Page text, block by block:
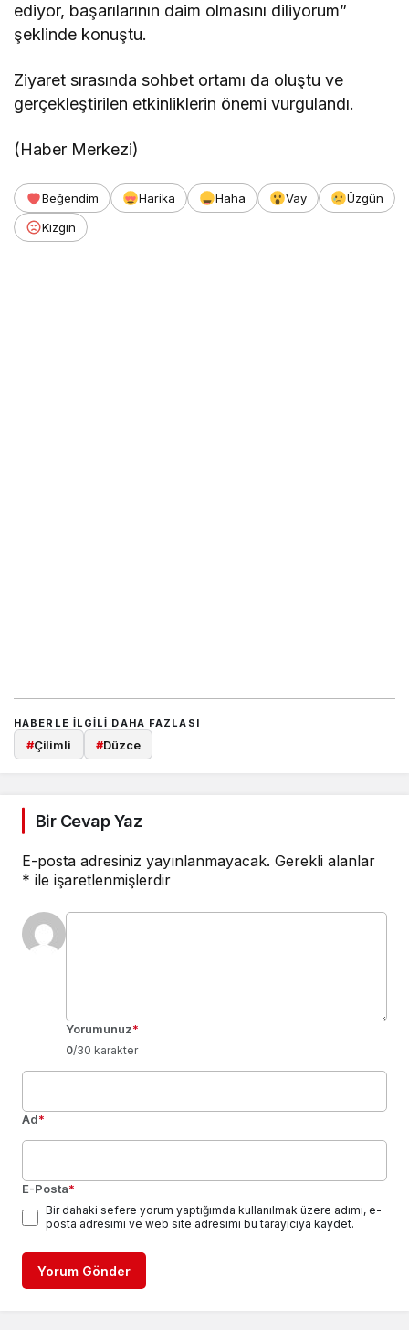
ediyor, başarılarının daim olmasını diliyorum”
şeklinde konuştu.
Ziyaret sırasında sohbet ortamı da oluştu ve
gerçekleştirilen etkinliklerin önemi vurgulandı.
(Haber Merkezi)
Beğendim Harika Haha Vay
Üzgün
Kızgın
HABERLE ILGILI DAHA FAZLASI
#Çilimli #Düzce
Bir Cevap Yaz
E-posta adresiniz yayınlanmayacak. Gerekli alanlar
* ile işaretlenmişlerdir
Yorumunuz*
0/30 karakter
Ad*
E-Posta*
Bir dahaki sefere yorum yaptığımda kullanılmak üzere adımı, e-
posta adresimi ve web site adresimi bu tarayıcıya kaydet.
Yorum Gönder